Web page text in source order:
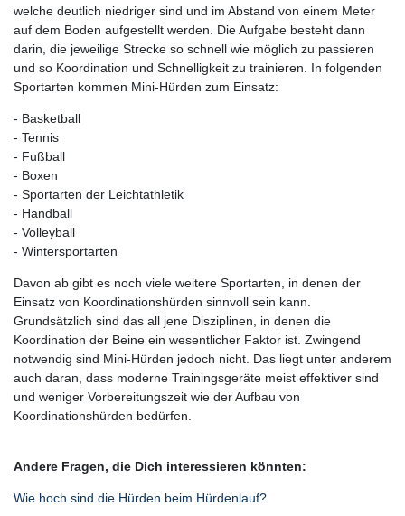
welche deutlich niedriger sind und im Abstand von einem Meter
auf dem Boden aufgestellt werden. Die Aufgabe besteht dann
darin, die jeweilige Strecke so schnell wie möglich zu passieren
und so Koordination und Schnelligkeit zu trainieren. In folgenden
Sportarten kommen Mini-Hürden zum Einsatz:
- Basketball
- Tennis
- Fußball
- Boxen
- Sportarten der Leichtathletik
- Handball
- Volleyball
- Wintersportarten
Davon ab gibt es noch viele weitere Sportarten, in denen der
Einsatz von Koordinationshürden sinnvoll sein kann.
Grundsätzlich sind das all jene Disziplinen, in denen die
Koordination der Beine ein wesentlicher Faktor ist. Zwingend
notwendig sind Mini-Hürden jedoch nicht. Das liegt unter anderem
auch daran, dass moderne Trainingsgeräte meist effektiver sind
und weniger Vorbereitungszeit wie der Aufbau von
Koordinationshürden bedürfen.
Andere Fragen, die Dich interessieren könnten:
Wie hoch sind die Hürden beim Hürdenlauf?